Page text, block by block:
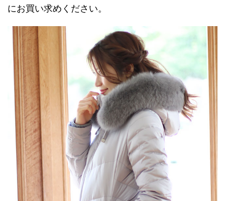
にお買い求めください。